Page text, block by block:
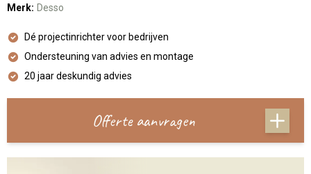
Merk: Desso
Dé projectinrichter voor bedrijven
Ondersteuning van advies en montage
20 jaar deskundig advies
Offerte aanvragen